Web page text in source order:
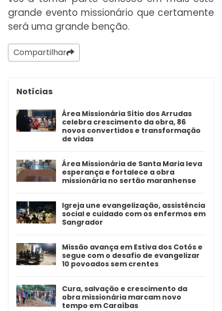
grande evento missionário que certamente
será uma grande benção.
Compartilhar
Notícias
Área Missionária Sítio dos Arrudas
celebra crescimento da obra, 86
novos convertidos e transformação
de vidas
Área Missionária de Santa Maria leva
esperança e fortalece a obra
missionária no sertão maranhense
Igreja une evangelização, assistência
social e cuidado com os enfermos em
Sangrador
Missão avança em Estiva dos Cotós e
segue com o desafio de evangelizar
10 povoados sem crentes
Cura, salvação e crescimento da
obra missionária marcam novo
tempo em Caraíbas